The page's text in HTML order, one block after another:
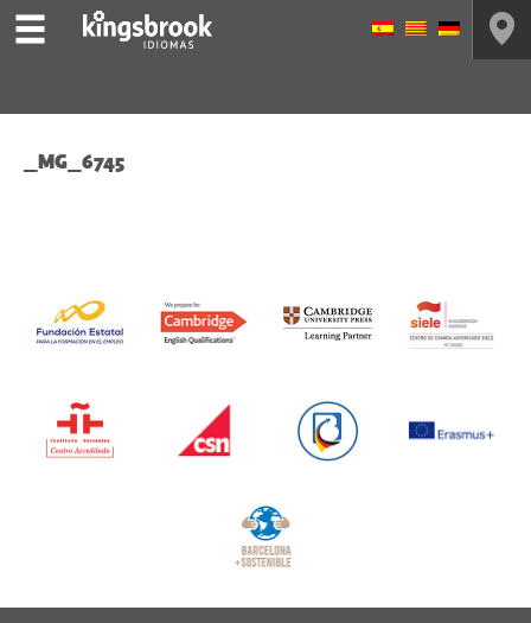
_MG_6745